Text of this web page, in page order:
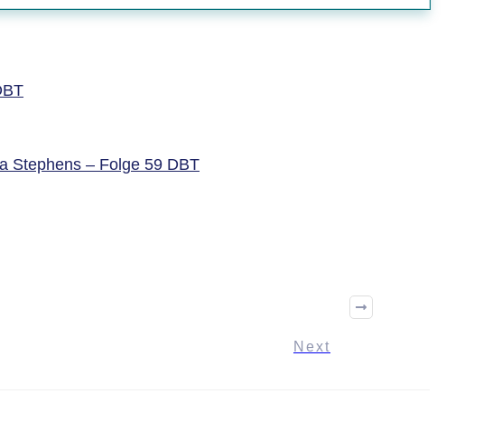
Stephens – Folge 59 DBT
Next